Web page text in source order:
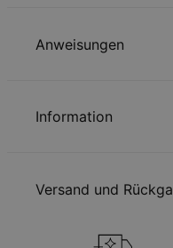
Anweisungen
Produktionsprozessen.
Schmuckpflege
Information
Kettenlänge
Hypoallergen
Versand und